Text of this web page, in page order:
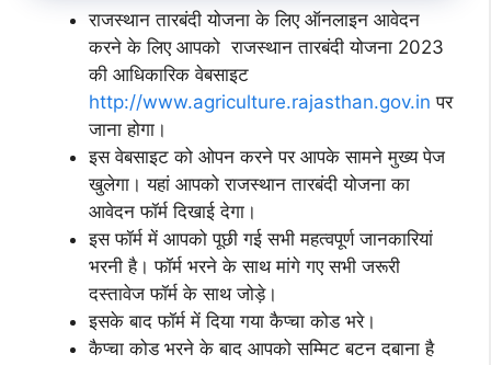
राजस्थान तारबंदी योजना के लिए ऑनलाइन आवेदन
करने के लिए आपको राजस्थान तारबंदी योजना 2023
की आधिकारिक वेबसाइट
http://www.agriculture.rajasthan.gov.inपर
जाना होगा।
इस वेबसाइट को ओपन करने पर आपके सामने मुख्य पेज
खुलेगा। यहां आपको राजस्थान तारबंदी योजना का
आवेदन फॉर्म दिखाई देगा।
इस फॉर्म में आपको पूछी गई सभी महत्वपूर्ण जानकारियां
भरनी है। फॉर्म भरने के साथ मांगे गए सभी जरूरी
दस्तावेज फॉर्म के साथ जोड़े।
इसके बाद फॉर्म में दिया गया कैप्चा कोड भरे।
कैप्चा कोड भरने के बाद आपको सम्मिट बटन दबाना है